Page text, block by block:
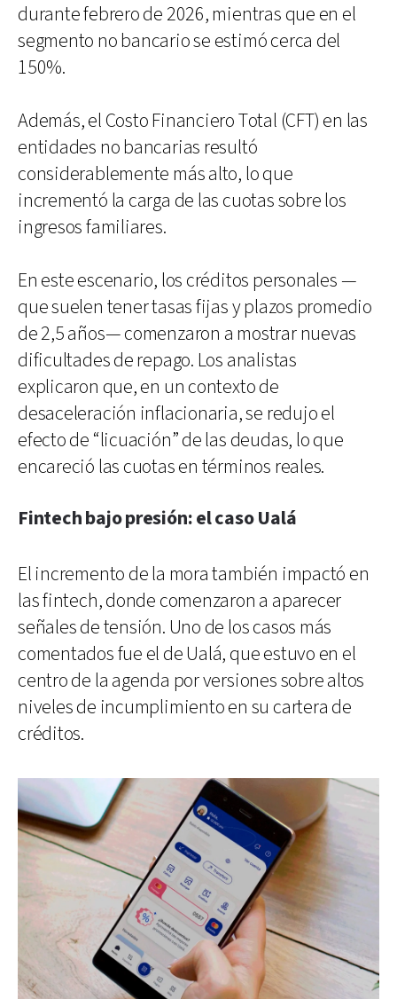
durante febrero de 2026, mientras que en el
segmento no bancario se estimó cerca del
150%.
Además, el Costo Financiero Total (CFT) en las
entidades no bancarias resultó
considerablemente más alto, lo que
incrementó la carga de las cuotas sobre los
ingresos familiares.
En este escenario, los créditos personales —
que suelen tener tasas fijas y plazos promedio
de 2,5 años— comenzaron a mostrar nuevas
dificultades de repago. Los analistas
explicaron que, en un contexto de
desaceleración inflacionaria, se redujo el
efecto de “licuación” de las deudas, lo que
encareció las cuotas en términos reales.
Fintech bajo presión: el caso Ualá
El incremento de la mora también impactó en
las fintech, donde comenzaron a aparecer
señales de tensión. Uno de los casos más
comentados fue el de Ualá, que estuvo en el
centro de la agenda por versiones sobre altos
niveles de incumplimiento en su cartera de
créditos.